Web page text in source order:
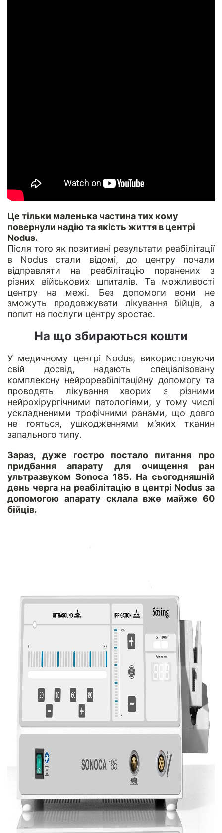
Це тільки маленька частина тих кому
повернули надію та якість життя в центрі
Nodus.
Після того як позитивні результати реабілітації
в Nodus стали відомі, до центру почали
відправляти на реабілітацію поранених з
різних військових шпиталів. Та можливості
центру на межі. Без допомоги вони не
зможуть продовжувати лікування бійців, а
попит на послуги центру зростає.
На що збираються кошти
У медичному центрі Nodus, використовуючи
свій досвід, надають спеціалізовану
комплексну нейрореабілітаційну допомогу та
проводять лікування хворих з різними
нейрохірургічними патологіями, у тому числі
ускладненими трофічними ранами, що довго
не гояться, ушкодженнями м’яких тканин
запального типу.
Зараз, дуже гостро постало питання про
придбання апарату для очищення ран
ультразвуком Sonoca 185. На сьогодняшній
день черга на реабілітацію в центрі Nodus за
допомогою апарату склала вже майже 60
бійців.